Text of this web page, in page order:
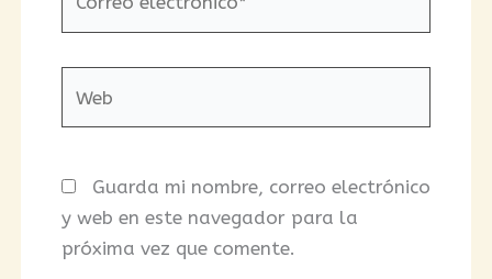
Guarda mi nombre, correo electrónico
y web en este navegador para la
próxima vez que comente.